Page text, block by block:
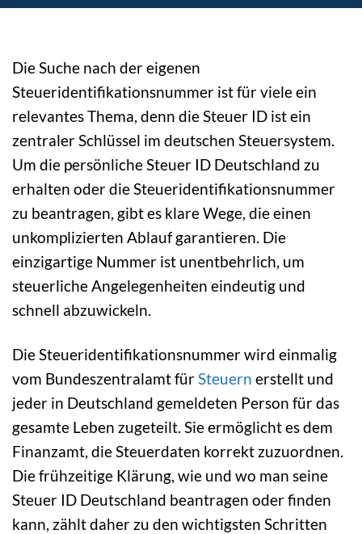
Die Suche nach der eigenen
Steueridentifikationsnummer ist für viele ein
relevantes Thema, denn die Steuer ID ist ein
zentraler Schlüssel im deutschen Steuersystem.
Um die persönliche Steuer ID Deutschland zu
erhalten oder die Steueridentifikationsnummer
zu beantragen, gibt es klare Wege, die einen
unkomplizierten Ablauf garantieren. Die
einzigartige Nummer ist unentbehrlich, um
steuerliche Angelegenheiten eindeutig und
schnell abzuwickeln.
Die Steueridentifikationsnummer wird einmalig
vom Bundeszentralamt fürSteuern erstellt und
jeder in Deutschland gemeldeten Person für das
gesamte Leben zugeteilt. Sie ermöglicht es dem
Finanzamt, die Steuerdaten korrekt zuzuordnen.
Die frühzeitige Klärung, wie und wo man seine
Steuer ID Deutschland beantragen oder finden
kann, zählt daher zu den wichtigsten Schritten